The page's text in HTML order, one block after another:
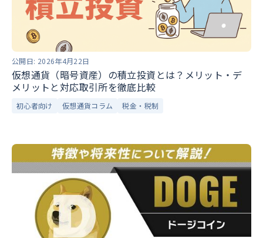
公開日: 2026年4月22日
仮想通貨（暗号資産）の積立投資とは？メリット・デ
メリットと対応取引所を徹底比較
初心者向け 仮想通貨コラム 税金・税制